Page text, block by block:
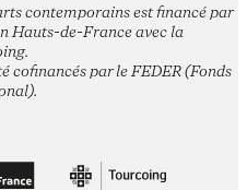
contemporains est financé par
Hauts-de-France avec la
cofinancés par le FEDER (Fonds